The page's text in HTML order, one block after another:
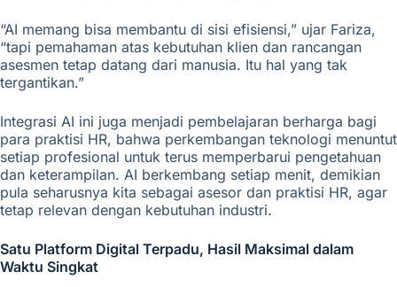
“AI memang bisa membantu di sisi efisiensi,” ujar Fariza,
“tapi pemahaman atas kebutuhan klien dan rancangan
asesmen tetap datang dari manusia. Itu hal yang tak
tergantikan.”
Integrasi AI ini juga menjadi pembelajaran berharga bagi
para praktisi HR, bahwa perkembangan teknologi menuntut
setiap profesional untuk terus memperbarui pengetahuan
dan keterampilan. AI berkembang setiap menit, demikian
pula seharusnya kita sebagai asesor dan praktisi HR, agar
tetap relevan dengan kebutuhan industri.
Satu Platform Digital Terpadu, Hasil Maksimal dalam
Waktu Singkat